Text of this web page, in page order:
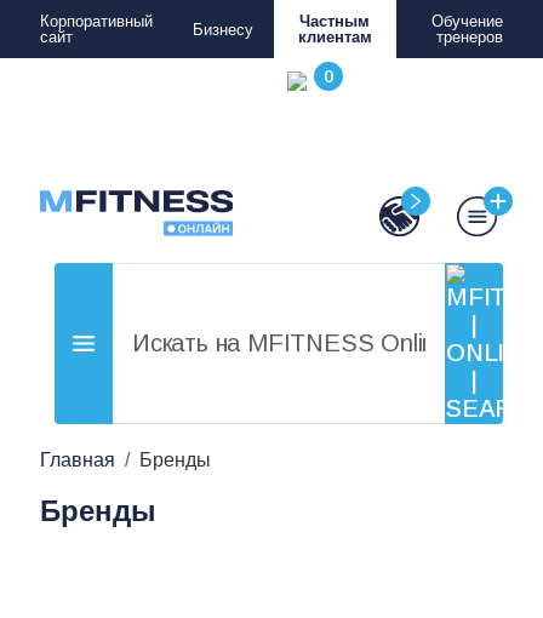
Корпоративный
сайт
Бизнесу
Частным
клиентам
Обучение
тренеров
Главная Бренды
Бренды